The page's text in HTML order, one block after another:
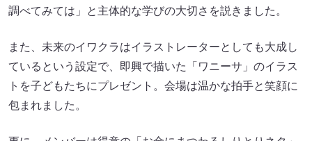
調べてみては」と主体的な学びの大切さを説きました。
また、未来のイワクラはイラストレーターとしても大成し
ているという設定で、即興で描いた「ワニーサ」のイラス
トを子どもたちにプレゼント。会場は温かな拍手と笑顔に
包まれました。